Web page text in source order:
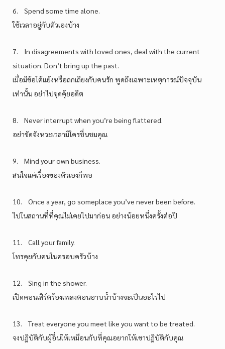
6. Spend some time alone.
ใช้เวลาอยู่กับตัวเองบ้าง
7. In disagreements with loved ones, deal with the current
situation. Don’t bring up the past.
เมื่อมีข้อโต้แย้งหรือถกเถียงกับคนรัก พูดถึงเฉพาะเหตุการณ์ปัจจุบัน
เท่านั้น อย่าไปขุดคุ้ยอดีต
8. Never interrupt when you’re being flattered.
อย่าขัดจังหวะเวลามีใครชื่นชมคุณ
9. Mind your own business.
สนใจแค่เรื่องของตัวเองก็พอ
10. Once a year, go someplace you’ve never been before.
ไปในสถานที่ที่คุณไม่เคยไปมาก่อน อย่างน้อยหนึ่งครั้งต่อปี
11. Call your family.
โทรคุยกับคนในครอบครัวบ้าง
12. Sing in the shower.
เปิดคอนเสิร์ตร้องเพลงตอนอาบน้ำบ้างจะเป็นอะไรไป
13. Treat everyone you meet like you want to be treated.
จงปฏิบัติกับผู้อื่นให้เหมือนกับที่คุณอยากให้เขาปฏิบัติกับคุณ